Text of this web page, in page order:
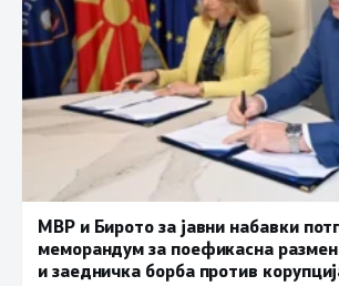
МВР и Бирото за јавни набавки
меморандум за поефикасна
и заедничка борба против